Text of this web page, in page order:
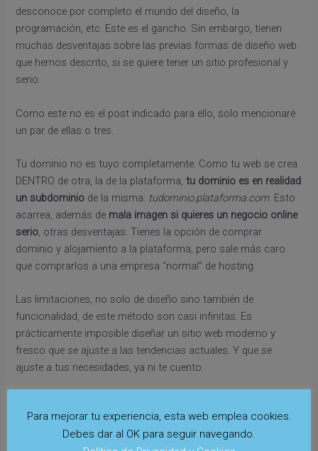
desconoce por completo el mundo del diseño, la
programación, etc. Este es el gancho. Sin embargo, tienen
muchas desventajas sobre las previas formas de diseño web
que hemos descrito, si se quiere tener un sitio profesional y
serio.
Como este no es el post indicado para ello, solo mencionaré
un par de ellas o tres.
Tu dominio no es tuyo completamente. Como tu web se crea
DENTRO de otra, la de la plataforma,tu dominio es en realidad
un subdominio de la misma: tudominio.plataforma.com. Esto
acarrea, además de mala imagen si quieres un negocio online
serio, otras desventajas. Tienes la opción de comprar
dominio y alojamiento a la plataforma, pero sale más caro
que comprarlos a una empresa “normal” de hosting.
Las limitaciones, no solo de diseño sino también de
funcionalidad, de este método son casi infinitas. Es
prácticamente imposible diseñar un sitio web moderno y
fresco que se ajuste a las tendencias actuales. Y que se
ajuste a tus necesidades, ya ni te cuento.
plataforma de éstas, no podrás en el futuro “llevártela” a otro
hosting. Si diseñas tu web con uno de los dos métodos
Para mejorar tu experiencia, esta web emplea cookies.
Debes dar al OK para seguir navegando.